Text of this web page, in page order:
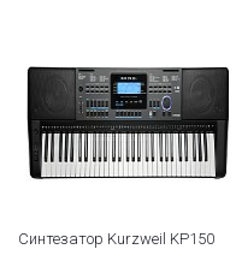
Синтезатор Kurzweil KP150